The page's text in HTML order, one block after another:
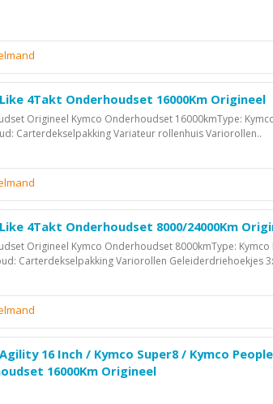
4Takt Onderhoudset 16000Km Origineel
Origineel Kymco Onderhoudset 16000kmType:
Carterdekselpakking Variateur rollenhuis Variorollen..
4Takt Onderhoudset 8000/24000Km
Origineel Kymco Onderhoudset 8000kmType: Kymco
Carterdekselpakking Variorollen Geleiderdriehoekjes
16 Inch / Kymco Super8 / Kymco
16000Km Origineel